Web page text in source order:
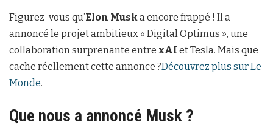
Figurez-vous qu’Elon Muska encore frappé ! Il a
annoncé le projet ambitieux « Digital Optimus », une
collaboration surprenante entre xAI et Tesla. Mais que
cache réellement cette annonce ?Découvrez plus sur Le
Monde.
Que nous a annoncé Musk ?